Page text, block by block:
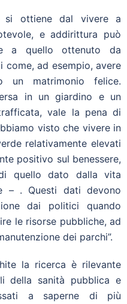
si ottiene dal vivere a
e addirittura può
a quello ottenuto da
ad esempio, avere
un matrimonio felice.
in un giardino e un
vale la pena di
visto che vivere in
relativamente elevati
positivo sul benessere,
quello dato dalla vita
– . Questi dati devono
dai politici quando
le risorse pubbliche, ad
dei parchi”.
la ricerca è rilevante
della sanità pubblica e
a saperne di più